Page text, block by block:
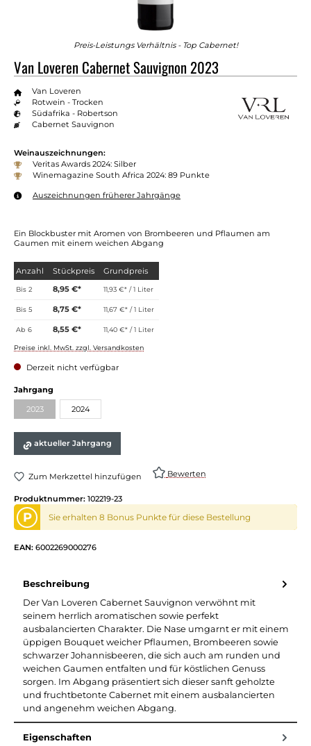
Preis-Leistungs Verhältnis - Top Cabernet!
Van Loveren Cabernet Sauvignon 2023
Van Loveren
Rotwein - Trocken
Südafrika - Robertson
Cabernet Sauvignon
Weinauszeichnungen:
Veritas Awards 2024: Silber
Winemagazine South Africa 2024: 89 Punkte
Auszeichnungen früherer Jahrgänge
Ein Blockbuster mit Aromen von Brombeeren und Pflaumen am
Gaumen mit einem weichen Abgang
Anzahl Stückpreis Grundpreis
Bis2 8,95 €* 11,93 €* / 1 Liter
Bis5 8,75 €* 11,67 €* / 1 Liter
Ab6 8,55 €* 11,40 €* / 1 Liter
Preise inkl. MwSt. zzgl. Versandkosten
Derzeit nicht verfügbar
Jahrgang
2023(Diese Option ist zurzeit nicht verfügbar.)
2024
aktueller Jahrgang
Zum Merkzettel hinzufügen Bewerten
Produktnummer: 102219-23
P Sie erhalten 8 Bonus Punkte für diese Bestellung
EAN: 6002269000276
Beschreibung
Der Van Loveren Cabernet Sauvignon verwöhnt mit
seinem herrlich aromatischen sowie perfekt
ausbalancierten Charakter. Die Nase umgarnt er mit einem
üppigen Bouquet weicher Pflaumen, Brombeeren sowie
schwarzer Johannisbeeren, die sich auch am runden und
weichen Gaumen entfalten und für köstlichen Genuss
sorgen. Im Abgang präsentiert sich dieser sanft geholzte
und fruchtbetonte Cabernet mit einem ausbalancierten
und angenehm weichen Abgang.
Eigenschaften